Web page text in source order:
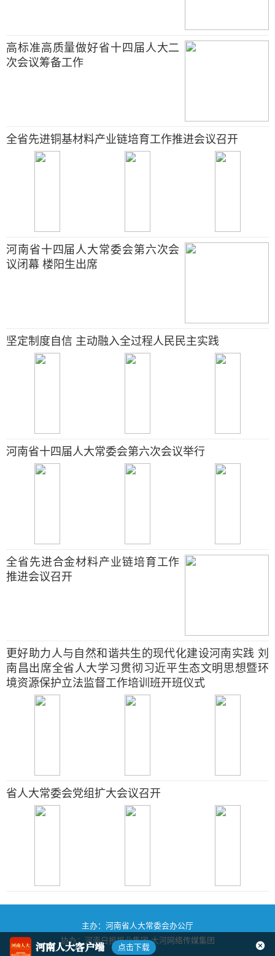
高标准高质量做好省十四届人大二
次会议筹备工作
全省先进铜基材料产业链培育工作推进会议召开
河南省十四届人大常委会第六次会
议闭幕 楼阳生出席
坚定制度自信 主动融入全过程人民民主实践
河南省十四届人大常委会第六次会议举行
全省先进合金材料产业链培育工作
推进会议召开
更好助力人与自然和谐共生的现代化建设河南实践 刘
南昌出席全省人大学习贯彻习近平生态文明思想暨环
境资源保护立法监督工作培训班开班仪式
省人大常委会党组扩大会议召开
主办：河南省人大常委会办公厅
协办：河南日报报业集团大河网络传媒集团
河南人大客户端 点击下载